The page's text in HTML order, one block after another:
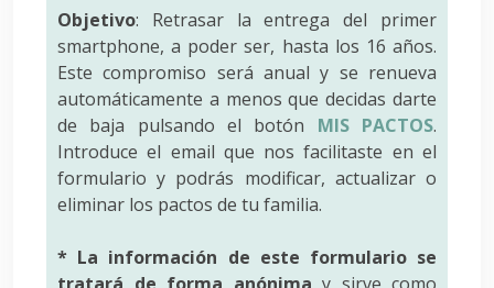
Objetivo: Retrasar la entrega del primer
smartphone, a poder ser, hasta los 16 años.
Este compromiso será anual y se renueva
automáticamente a menos que decidas darte
de baja pulsando el botón MIS PACTOS.
Introduce el email que nos facilitaste en el
formulario y podrás modificar, actualizar o
eliminar los pactos de tu familia.
* La información de este formulario se